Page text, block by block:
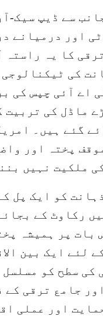
اور درمیانے
کا یہ راستہ
کی
اے آئی چپس کی
ماڈل کی
گئے ہیں۔
پختہ اور
ملکیت نہیں
کو ایک پل
رکاوٹ کے
بات پر ہمیشہ
لئے ایک بین
کی سطح کو
جامع ترقی
اور عملی